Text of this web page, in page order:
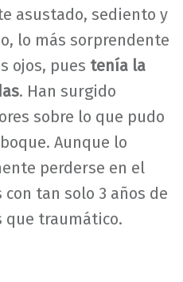
asustado, sediento y
lo más sorprendente
ojos, pues tenía la
. Han surgido
sobre lo que pudo
Aunque lo
perderse en el
tan solo 3 años de
que traumático.